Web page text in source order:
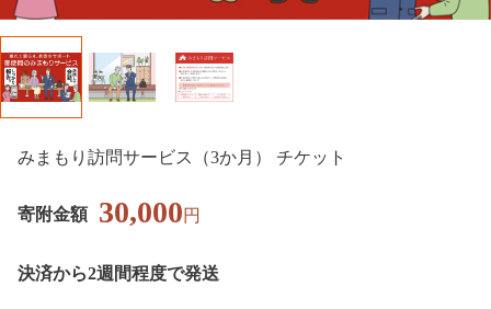
みまもり訪問サービス（3か月） チケット
寄附金額 30,000円
決済から2週間程度で発送